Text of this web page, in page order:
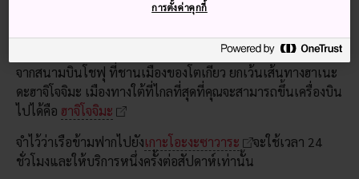
เรือข้ามฟากความเร็วสูงให้บริการจากโตเกียวไปยังโอชิมาและ
เกาะที่อยู่ใกล้กว่า ภายในระยะเวลาเพียงสองชั่วโมงเท่านั้น
ทำให้สามารถเดินทางในหนึ่งวันได้ เที่ยวบินทั้งหมดออกเดินทาง
จากสนามบินโชฟุ ที่ชานเมืองของโตเกียว ยกเว้นเส้นทางฮาเนะ
ดะฮาจิโจจิมะ เมืองทางใต้ที่ไกลที่สุดที่คุณจะสามารถขึ้นเครื่องบิน
ไปได้คือ ฮาจิโจจิมะ
จำไว้ว่าเรือข้ามฟากไปยังเกาะโอะงะซาวาระ
จะใช้เวลา 24
ชั่วโมงและให้บริการหนึ่งครั้งต่อสัปดาห์เท่านั้น
การตั้งค่าคุกกี้